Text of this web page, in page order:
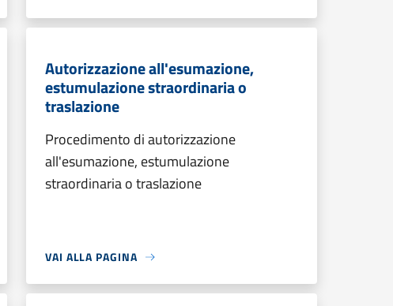
Autorizzazione all'esumazione,
estumulazione straordinaria o
traslazione
Procedimento di autorizzazione
all'esumazione, estumulazione
straordinaria o traslazione
VAI ALLA PAGINA